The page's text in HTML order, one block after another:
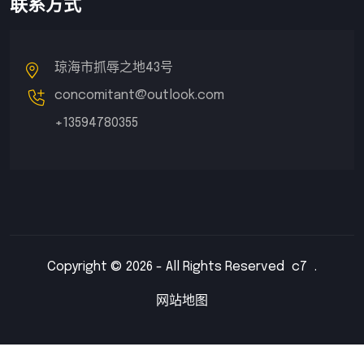
联系方式
琼海市抓辱之地43号
concomitant@outlook.com
+13594780355
Copyright © 2026 - All Rights Reserved c7 .
网站地图